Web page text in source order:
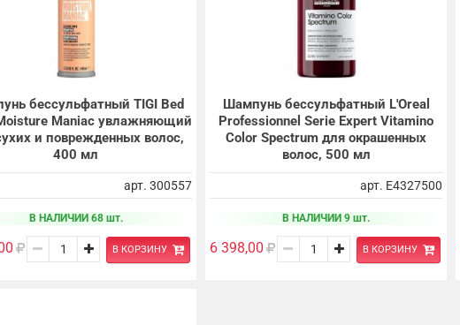
бессульфатный TIGI Bed
Maniac увлажняющий
и поврежденных волос,
400 мл
арт. 300557
В НАЛИЧИИ 68 шт.
В КОРЗИНУ
Шампунь бессульфатный L'Oreal
Professionnel Serie Expert Vitamino
Color Spectrum для окрашенных
волос, 500 мл
арт. E4327500
В НАЛИЧИИ 9 шт.
6 398,00 В КОРЗИНУ